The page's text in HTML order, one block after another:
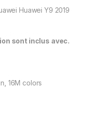
Huawei Y9 2019
sont inclus avec.
16M colors